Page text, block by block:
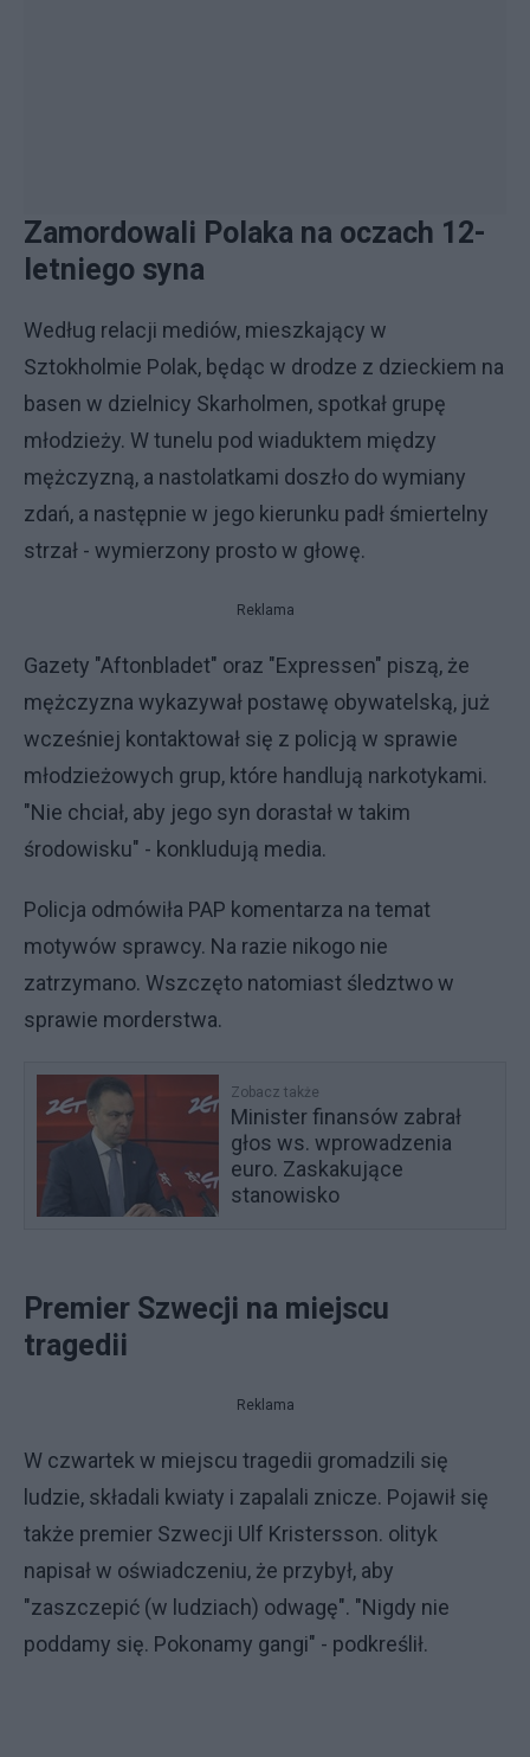
Zamordowali Polaka na oczach 12-
letniego syna
Według relacji mediów, mieszkający w
Sztokholmie Polak, będąc w drodze z dzieckiem na
basen w dzielnicy Skarholmen, spotkał grupę
młodzieży. W tunelu pod wiaduktem między
mężczyzną, a nastolatkami doszło do wymiany
zdań, a następnie w jego kierunku padł śmiertelny
strzał - wymierzony prosto w głowę.
Reklama
Gazety "Aftonbladet" oraz "Expressen" piszą, że
mężczyzna wykazywał postawę obywatelską, już
wcześniej kontaktował się z policją w sprawie
młodzieżowych grup, które handlują narkotykami.
"Nie chciał, aby jego syn dorastał w takim
środowisku" - konkludują media.
Policja odmówiła PAP komentarza na temat
motywów sprawcy. Na razie nikogo nie
zatrzymano. Wszczęto natomiast śledztwo w
sprawie morderstwa.
Zobacz także
Minister finansów zabrał
głos ws. wprowadzenia
euro. Zaskakujące
stanowisko
Premier Szwecji na miejscu
tragedii
Reklama
W czwartek w miejscu tragedii gromadzili się
ludzie, składali kwiaty i zapalali znicze. Pojawił się
także premier Szwecji Ulf Kristersson. olityk
napisał w oświadczeniu, że przybył, aby
"zaszczepić (w ludziach) odwagę". "Nigdy nie
poddamy się. Pokonamy gangi" - podkreślił.